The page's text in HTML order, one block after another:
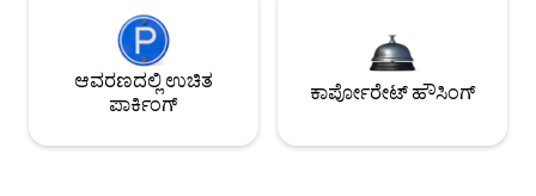
ಆವರಣದಲ್ಲಿ ಉಚಿತ
ಪಾರ್ಕಿಂಗ್
ಕಾರ್ಪೋರೇಟ್ ಹೌಸಿಂಗ್